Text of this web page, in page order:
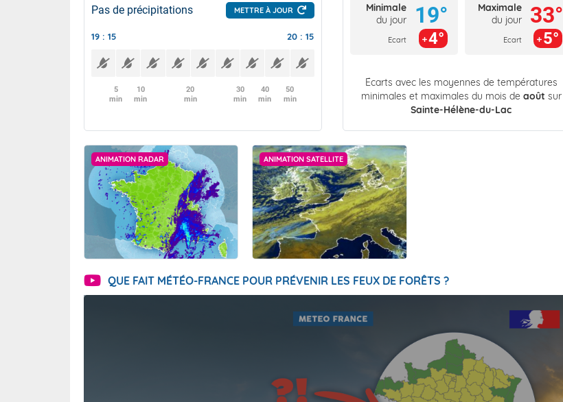
Pas de précipitations METTRE À JOUR
19 : 15 20 : 15
5
min
10
min
20
min
30
min
40
min
50
min
Minimale
du jour
Ecart
19°
4°
Maximale
du jour
Ecart
33°
5°
Écarts avec les moyennes de températures
minimales et maximales du mois de août sur
Sainte-Hélène-du-Lac
ANIMATION RADAR ANIMATION SATELLITE
QUE FAIT MÉTÉO-FRANCE POUR PRÉVENIR LES FEUX DE FORÊTS ?